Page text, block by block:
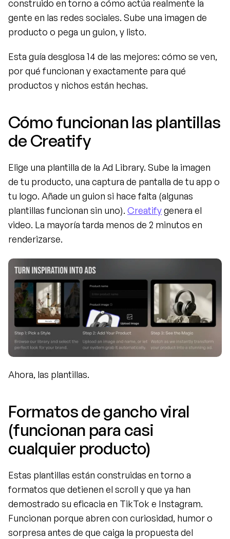
construido en torno a cómo actúa realmente la
gente en las redes sociales. Sube una imagen de
producto o pega un guion, y listo.
Esta guía desglosa 14 de las mejores: cómo se ven,
por qué funcionan y exactamente para qué
productos y nichos están hechas.
Cómo funcionan las plantillas
de Creatify
Elige una plantilla de la Ad Library. Sube la imagen
de tu producto, una captura de pantalla de tu app o
tu logo. Añade un guion si hace falta (algunas
plantillas funcionan sin uno). Creatify genera el
video. La mayoría tarda menos de 2 minutos en
renderizarse.
Ahora, las plantillas.
Formatos de gancho viral
(funcionan para casi
cualquier producto)
Estas plantillas están construidas en torno a
formatos que detienen el scroll y que ya han
demostrado su eficacia en TikTok e Instagram.
Funcionan porque abren con curiosidad, humor o
sorpresa antes de que caiga la propuesta del